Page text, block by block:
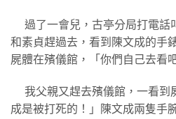
過了一會兒，古亭分局打電話
和素貞趕過去，看到陳文成的手
屍體在殯儀館，「你們自己去看吧
我父親又趕去殯儀館，一看到
成是被打死的！」陳文成兩隻手